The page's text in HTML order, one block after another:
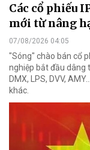
Các cổ phiếu
mới từ nâng
07/08/2026 04:05
"Sóng" chào bán cổ
nghiệp bắt đầu dâng
DMX, LPS, DVV,
khác.